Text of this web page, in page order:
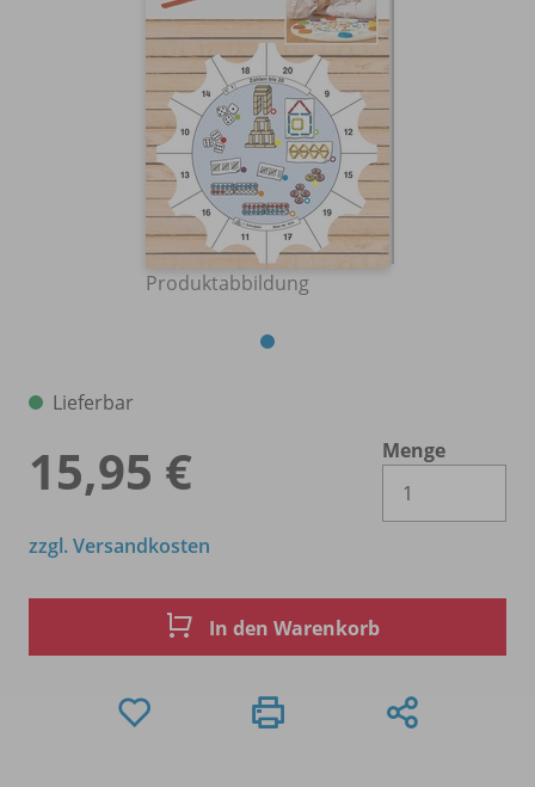
Produktabbildung
Lieferbar
15,95 €
Menge
zzgl. Versandkosten
In den Warenkorb